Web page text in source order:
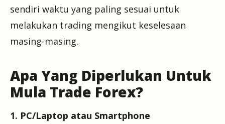
sendiri waktu yang paling sesuai untuk
melakukan trading mengikut keselesaan
masing-masing.
Apa Yang Diperlukan Untuk
Mula Trade Forex?
1. PC/Laptop atau Smartphone